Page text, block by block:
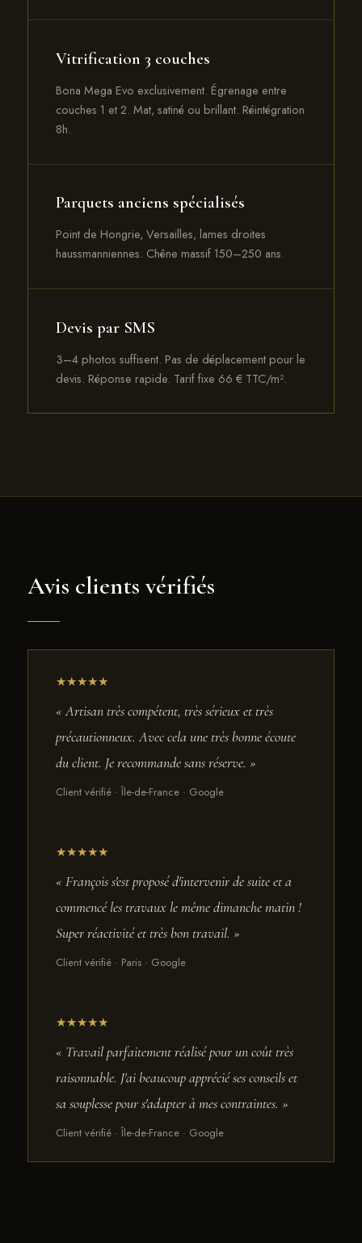
Vitrification 3 couches
Bona Mega Evo exclusivement. Égrenage entre
couches 1 et 2. Mat, satiné ou brillant. Réintégration
8h.
Parquets anciens spécialisés
Point de Hongrie, Versailles, lames droites
haussmanniennes. Chêne massif 150–250 ans.
Devis par SMS
3–4 photos suffisent. Pas de déplacement pour le
devis. Réponse rapide. Tarif fixe 66 € TTC/m².
Avis clients vérifiés
★★★★★
« Artisan très compétent, très sérieux et très
précautionneux. Avec cela une très bonne écoute
du client. Je recommande sans réserve. »
Client vérifié · Île-de-France · Google
★★★★★
« François s'est proposé d'intervenir de suite et a
commencé les travaux le même dimanche matin !
Super réactivité et très bon travail. »
Client vérifié · Paris · Google
★★★★★
« Travail parfaitement réalisé pour un coût très
raisonnable. J'ai beaucoup apprécié ses conseils et
sa souplesse pour s'adapter à mes contraintes. »
Client vérifié · Île-de-France · Google